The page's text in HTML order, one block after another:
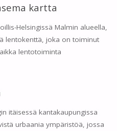
kartta
Helsingissä Malmin alueella,
lentokenttä, joka on toiminut
lentotoiminta
itäisessä kantakaupungissa
urbaania ympäristöä, jossa